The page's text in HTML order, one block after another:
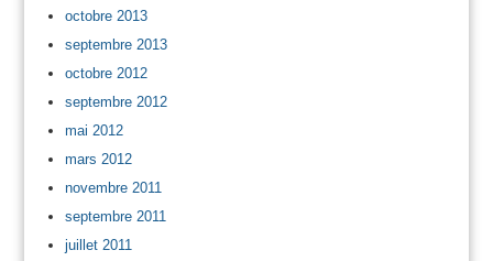
octobre 2013
septembre 2013
octobre 2012
septembre 2012
mai 2012
mars 2012
novembre 2011
septembre 2011
juillet 2011